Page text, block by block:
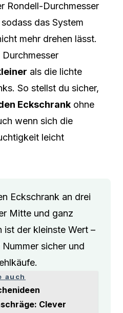
Rondell-Durchmesser
das System
mehr drehen lässt.
Durchmesser
als die lichte
So stellst du sicher,
Eckschrank ohne
wenn sich die
leicht
Eckschrank an drei
Mitte und ganz
ist der kleinste Wert –
sicher und
auch
Clever